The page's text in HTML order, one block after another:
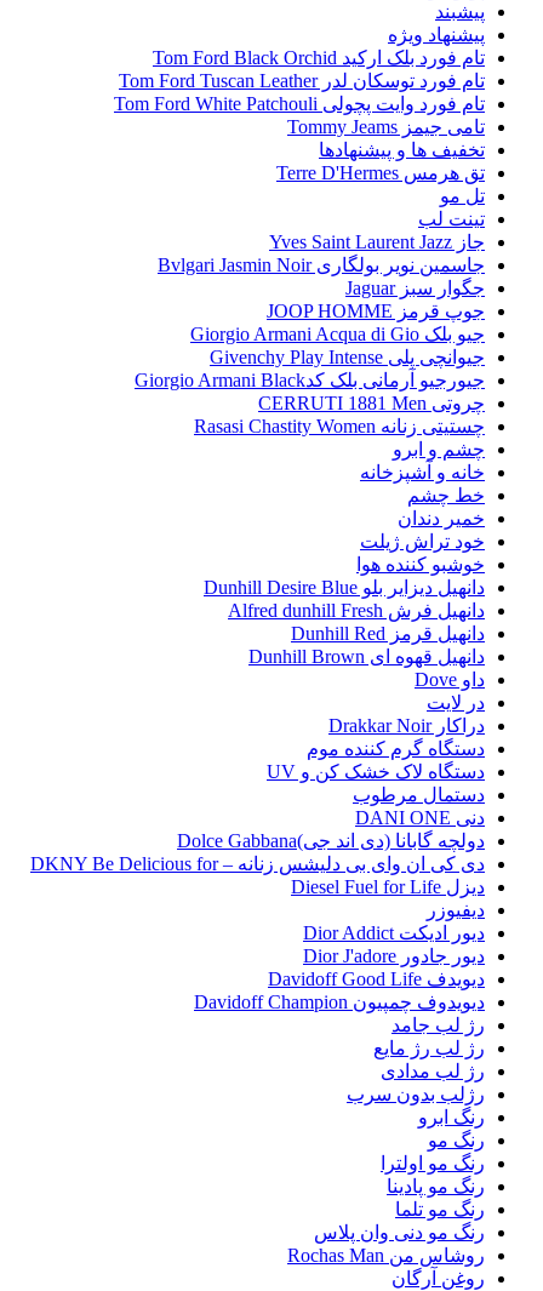
پیشبند
پیشنهاد ویژه
تام فورد بلک ارکید Tom Ford Black Orchid
تام فورد توسکان لدر Tom Ford Tuscan Leather
تام فورد وایت پچولی Tom Ford White Patchouli
تامی جیمز Tommy Jeams
تخفیف ها و پیشنهادها
تق هرمس Terre D'Hermes
تل مو
تینت لب
جاز Yves Saint Laurent Jazz
جاسمین نویر بولگاری Bvlgari Jasmin Noir
جگوار سبز Jaguar
جوپ قرمز JOOP HOMME
جیو بلک Giorgio Armani Acqua di Gio
جیوانچی پلی Givenchy Play Intense
جیورجیو آرمانی بلک کدGiorgio Armani Black
چروتی CERRUTI 1881 Men
چستیتی زنانه Rasasi Chastity Women
چشم و ابرو
خانه و آشپزخانه
خط چشم
خمیر دندان
خود تراش ژیلت
خوشبو کننده هوا
دانهیل دیزایر بلو Dunhill Desire Blue
دانهیل فرش Alfred dunhill Fresh
دانهیل قرمز Dunhill Red
دانهیل قهوه ای Dunhill Brown
داو Dove
در لایت
دراکار Drakkar Noir
دستگاه گرم کننده موم
دستگاه لاک خشک کن و UV
دستمال مرطوب
دنی DANI ONE
دولچه گابانا (دی اند جی)Dolce Gabbana
دی کی ان وای بی دلیشس زنانه – DKNY Be Delicious for
دیزل Diesel Fuel for Life
دیفیوزر
دیور ادیکت Dior Addict
دیور جادور Dior J'adore
دیویدف Davidoff Good Life
دیویدوف چمپیون Davidoff Champion
رژ لب جامد
رژ لب رژ مایع
رژ لب مدادی
رژلب بدون سرب
رنگ ابرو
رنگ مو
رنگ مو اولترا
رنگ مو پادینا
رنگ مو تلما
رنگ مو دنی وان پلاس
روشاس من Rochas Man
روغن آرگان